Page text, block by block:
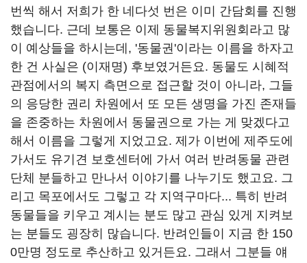
번씩 해서 저희가 한 네다섯 번은 이미 간담회를 진행
했습니다. 근데 보통은 이제 동물복지위원회라고 많
이 예상들을 하시는데, '동물권'이라는 이름을 하자고
한 건 사실은 (이재명) 후보였거든요. 동물도 시혜적
관점에서의 복지 측면으로 접근할 것이 아니라, 그들
의 응당한 권리 차원에서 또 모든 생명을 가진 존재들
을 존중하는 차원에서 동물권으로 가는 게 맞겠다고
해서 이름을 그렇게 지었고요. 제가 이번에 제주도에
가서도 유기견 보호센터에 가서 여러 반려동물 관련
단체 분들하고 만나서 이야기를 나누기도 했고요. 그
리고 목포에서도 그렇고 각 지역구마다... 특히 반려
동물들을 키우고 계시는 분도 많고 관심 있게 지켜보
는 분들도 굉장히 많습니다. 반려인들이 지금 한 150
0만명 정도로 추산하고 있거든요. 그래서 그분들 얘